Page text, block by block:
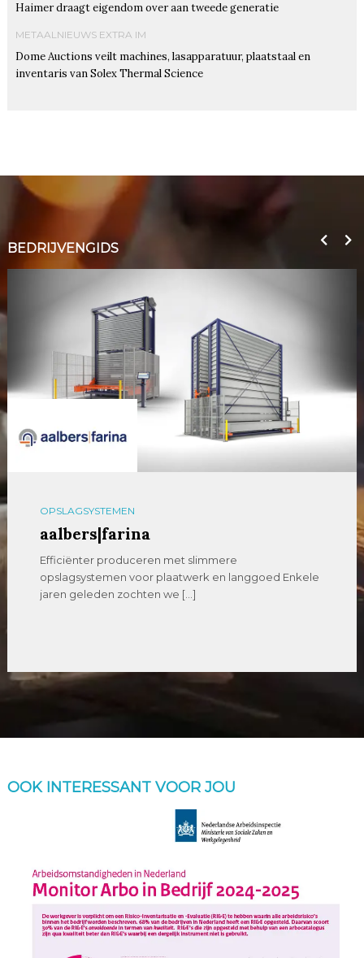
Haimer draagt eigendom over aan tweede generatie
METAALNIEUWS EXTRA IM
Dome Auctions veilt machines, lasapparatuur, plaatstaal en
inventaris van Solex Thermal Science
BEDRIJVENGIDS
OPSLAGSYSTEMEN
aalbers|farina
Efficiënter produceren met slimmere
opslagsystemen voor plaatwerk en langgoed Enkele
jaren geleden zochten we […]
OOK INTERESSANT VOOR JOU